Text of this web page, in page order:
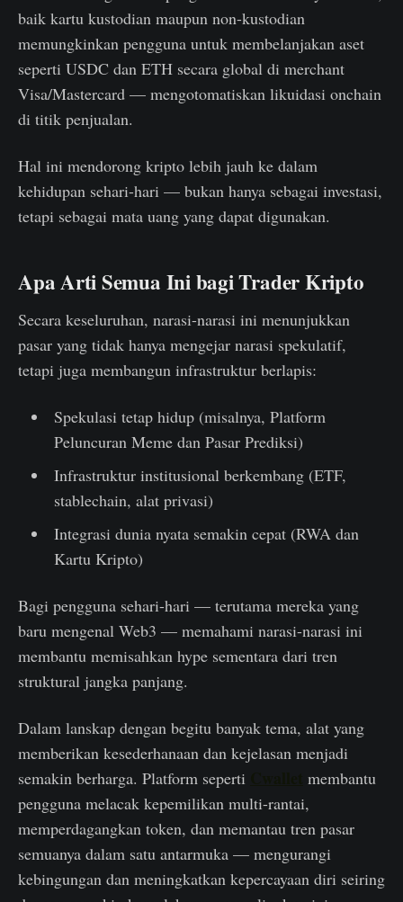
baik kartu kustodian maupun non-kustodian
memungkinkan pengguna untuk membelanjakan aset
seperti USDC dan ETH secara global di merchant
Visa/Mastercard — mengotomatiskan likuidasi onchain
di titik penjualan.
Hal ini mendorong kripto lebih jauh ke dalam
kehidupan sehari-hari — bukan hanya sebagai investasi,
tetapi sebagai mata uang yang dapat digunakan.
Apa Arti Semua Ini bagi Trader Kripto
Secara keseluruhan, narasi-narasi ini menunjukkan
pasar yang tidak hanya mengejar narasi spekulatif,
tetapi juga membangun infrastruktur berlapis:
Spekulasi tetap hidup (misalnya, Platform
Peluncuran Meme dan Pasar Prediksi)
Infrastruktur institusional berkembang (ETF,
stablechain, alat privasi)
Integrasi dunia nyata semakin cepat (RWA dan
Kartu Kripto)
Bagi pengguna sehari-hari — terutama mereka yang
baru mengenal Web3 — memahami narasi-narasi ini
membantu memisahkan hype sementara dari tren
struktural jangka panjang.
Dalam lanskap dengan begitu banyak tema, alat yang
memberikan kesederhanaan dan kejelasan menjadi
semakin berharga. Platform seperti
membantu
pengguna melacak kepemilikan multi-rantai,
memperdagangkan token, dan memantau tren pasar
semuanya dalam satu antarmuka — mengurangi
kebingungan dan meningkatkan kepercayaan diri seiring